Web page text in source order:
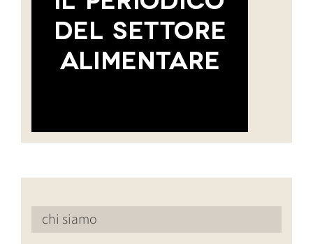
chi siamo